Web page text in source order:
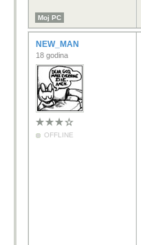
Moj PC
NEW_MAN
18 godina
OFFLINE